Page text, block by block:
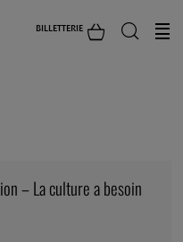
BILLETTERIE
– La culture a besoin